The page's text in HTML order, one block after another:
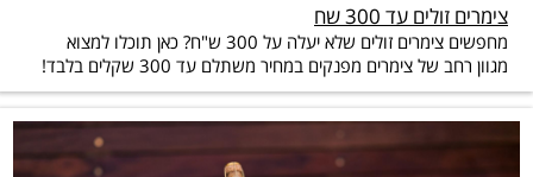
צימרים זולים עד 300 שח
מחפשים צימרים זולים שלא יעלה על 300 ש"ח? כאן תוכלו למצוא
מגוון רחב של צימרים מפנקים במחיר משתלם עד 300 שקלים בלבד!